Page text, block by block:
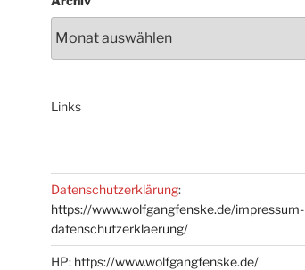
Links
Datenschutzerklärung:
https://www.wolfgangfenske.de/impressum-
datenschutzerklaerung/
HP: https://www.wolfgangfenske.de/